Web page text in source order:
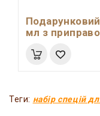
мл з
Теги: набір спецій